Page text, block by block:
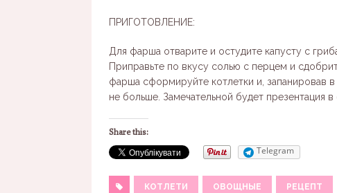
ПРИГОТОВЛЕНИЕ:
Для фарша отварите и остудите капусту с
Приправьте по вкусу солью с перцем и
фарша сформируйте котлетки и, запанировав
не больше. Замечательной будет презентация
Share this:
Telegram
КОТЛЕТИ ОВОЩНЫЕ РЕЦЕПТ